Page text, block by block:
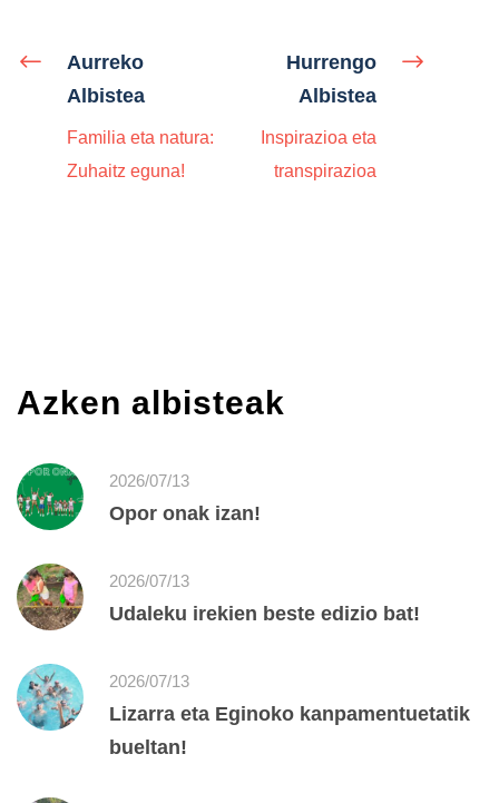
Aurreko
Albistea
Familia eta natura:
Zuhaitz eguna!
Hurrengo
Albistea
Inspirazioa eta
transpirazioa
Azken albisteak
2026/07/13
Opor onak izan!
2026/07/13
Udaleku irekien beste edizio bat!
2026/07/13
Lizarra eta Eginoko kanpamentuetatik
bueltan!